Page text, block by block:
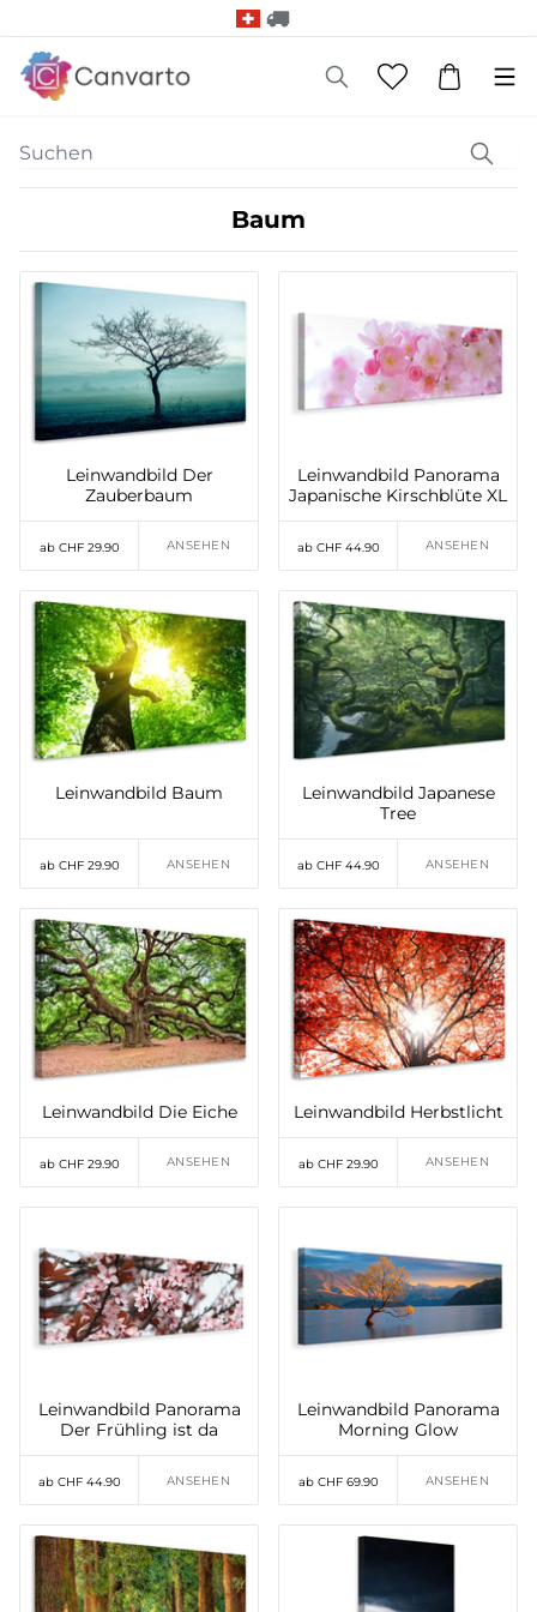
Baum
Leinwandbild Der
Zauberbaum
ab CHF 29.90 ANSEHEN
Leinwandbild Panorama
Japanische Kirschblüte XL
ab CHF 44.90 ANSEHEN
Leinwandbild Baum
ab CHF 29.90 ANSEHEN
Leinwandbild Japanese
Tree
ab CHF 44.90 ANSEHEN
Leinwandbild Die Eiche
ab CHF 29.90 ANSEHEN
Leinwandbild Herbstlicht
ab CHF 29.90 ANSEHEN
Leinwandbild Panorama
Der Frühling ist da
ab CHF 44.90 ANSEHEN
Leinwandbild Panorama
Morning Glow
ab CHF 69.90 ANSEHEN